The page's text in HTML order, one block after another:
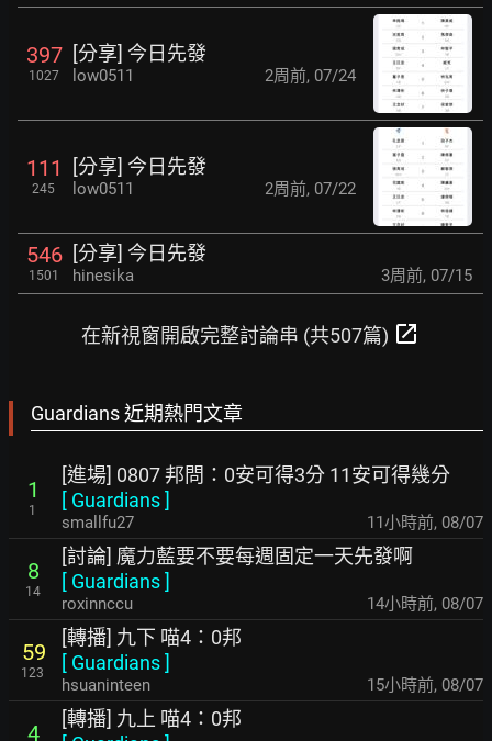
397
1027
[分享] 今日先發
low0511 2周前, 07/24
111
245
[分享] 今日先發
low0511 2周前, 07/22
546
1501
[分享] 今日先發
hinesika 3周前, 07/15
在新視窗開啟完整討論串 (共507篇) open_in_new
Guardians 近期熱門文章
1
1
[進場] 0807 邦問：0安可得3分 11安可得幾分
[ Guardians]
smallfu27 11小時前, 08/07
8
14
[討論] 魔力藍要不要每週固定一天先發啊
[ Guardians]
roxinnccu 14小時前, 08/07
59
123
[轉播] 九下 喵4：0邦
[ Guardians]
hsuaninteen 15小時前, 08/07
4
[轉播] 九上 喵4：0邦